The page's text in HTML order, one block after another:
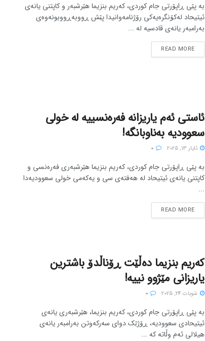
بە پێی ڕاپۆرتی جام کوردی، کەریم بنزیما هێرشبەر و کاپتنی یانەی
ئیتیحاد لەکۆنگرەیەکی رۆژنامەوانیدا پێش ڕووبەڕووبونەوەی
بەرامبەر یانەی قادسیە لە ...
READ MORE
ئاستی ئەم یاریزانه فەرەنسییه له خولی
سعوودیه بەناوبانگه!
ئایار 13, 2025
بە پێی ڕاپۆرتی جام کوردی، کەریم بنزیما هێرشبەری فەرەنسی و
کاپتنی یانەی ئیتیحاد لە هەفتەی سی و یەکەمی خولی سعوودیەدا
...
READ MORE
کەریم بنزیما دەڵێت ڕۆناڵدۆ باشترین
یاریزانی مێژوو نییە!
شوبات 24, 2025
بە پێی ڕاپۆرتی جام کوردی، کەریم بنزیما، هێرشبەری یانەی
ئیتیحادی سعوودیە، ڕۆژێک دوای سەرکەوتن بەرامبەر یانەی
هیلالی ئەم وڵاتە کە ...